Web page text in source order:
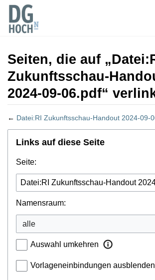
Seiten, die auf
Zukunftsschau-
2024-09-06.pdf“
← Datei:RI Zukunftsschau-Handout 2024-09-
Wechseln zu:Navigation,Suche
Links auf diese Seite
Seite:
Namensraum:
Auswahl umkehren
Vorlageneinbindungen ausblenden